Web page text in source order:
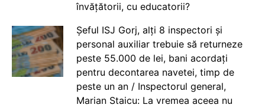
învățătorii, cu educatorii?
Șeful ISJ Gorj, alți 8 inspectori și
personal auxiliar trebuie să returneze
peste 55.000 de lei, bani acordați
pentru decontarea navetei, timp de
peste un an / Inspectorul general,
Marian Staicu: La vremea aceea nu